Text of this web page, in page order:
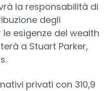
la responsabilità di
degli
esigenze del wealth
a Stuart Parker,
privati con 310,9